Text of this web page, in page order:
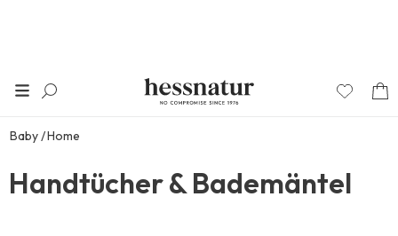
Baby Home
Handtücher & Bademäntel